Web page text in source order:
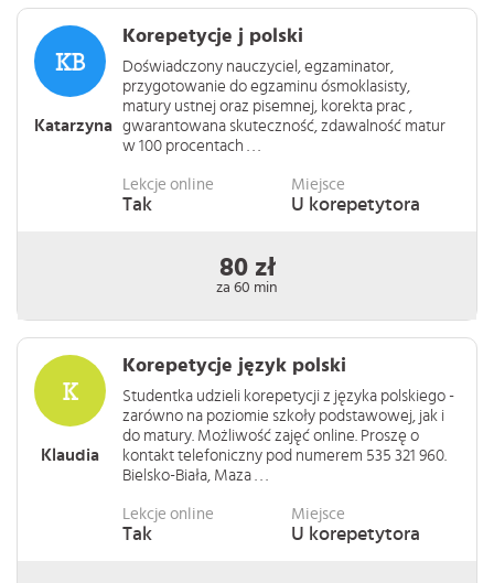
Katarzyna
Korepetycje j polski
Doświadczony nauczyciel, egzaminator,
przygotowanie do egzaminu ósmoklasisty,
matury ustnej oraz pisemnej, korekta prac ,
gwarantowana skuteczność, zdawalność matur
w 100 procentach . . .
Lekcje online
Tak
Miejsce
U korepetytora
80 zł
za 60 min
Klaudia
Korepetycje język polski
Studentka udzieli korepetycji z języka polskiego -
zarówno na poziomie szkoły podstawowej, jak i
do matury. Możliwość zajęć online. Proszę o
kontakt telefoniczny pod numerem 535 321 960.
Bielsko-Biała, Maza . . .
Lekcje online
Tak
Miejsce
U korepetytora